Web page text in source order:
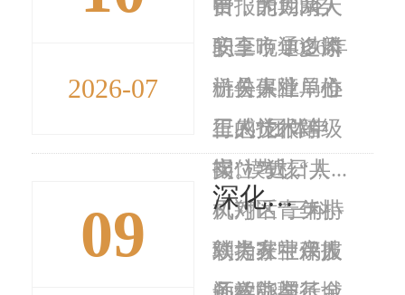
申报的123名
职工，通过麟
游县人社局推
行的“团体申
报”模式，共...
费，能为亲人
安享晚年多添
一份保障，心
里感觉很踏
实。”近日，
凤翔区青年小
刘为家中亲人
2026-07
日，为期两天
的全市 2026年
机关事业单位
工人技术等级
岗位考核“人
机对话”三科
联考在宝鸡技
09
深化社银协同 赋能智慧社保 为持
续提升社保服